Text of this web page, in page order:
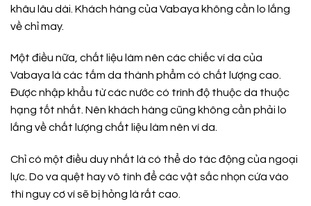
khâu lâu dài. Khách hàng của Vabaya không cần lo lắng
về chỉ may.
Một điều nữa, chất liệu làm nên các chiếc ví da của
Vabaya là các tấm da thành phẩm có chất lượng cao.
Được nhập khẩu từ các nước có trình độ thuộc da thuộc
hạng tốt nhất. Nên khách hàng cũng không cần phải lo
lắng về chất lượng chất liệu làm nên ví da.
Chỉ có một điều duy nhất là có thể do tác động của ngoại
lực. Do va quệt hay vô tình để các vật sắc nhọn cứa vào
thì nguy cơ ví sẽ bị hỏng là rất cao.